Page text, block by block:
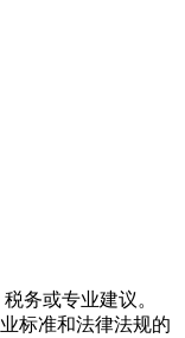
务或专业建议。
标准和法律法规的